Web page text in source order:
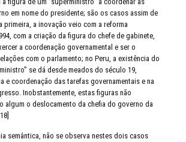
em nome do presidente; são os casos assim de
primeira, a inovação veio com a reforma
com a criação da figura do chefe de gabinete,
a coordenação governamental e ser o
com o parlamento; no Peru, a existência do
se dá desde meados do século 19,
e coordenação das tarefas governamentais e na
Inobstantemente, estas figuras não
algum o deslocamento da chefia do governo da
semântica, não se observa nestes dois casos